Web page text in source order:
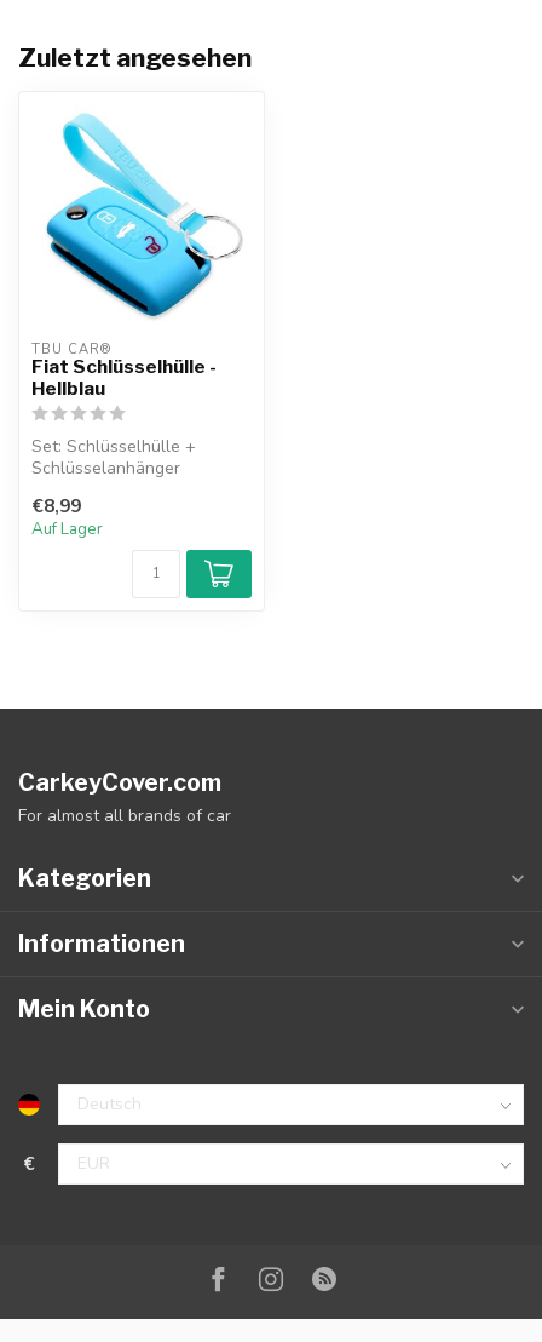
Zuletzt angesehen
TBU CAR®
Fiat Schlüsselhülle -
Hellblau
Set: Schlüsselhülle +
Schlüsselanhänger
€8,99
Auf Lager
CarkeyCover.com
For almost all brands of car
Kategorien
Informationen
Mein Konto
€